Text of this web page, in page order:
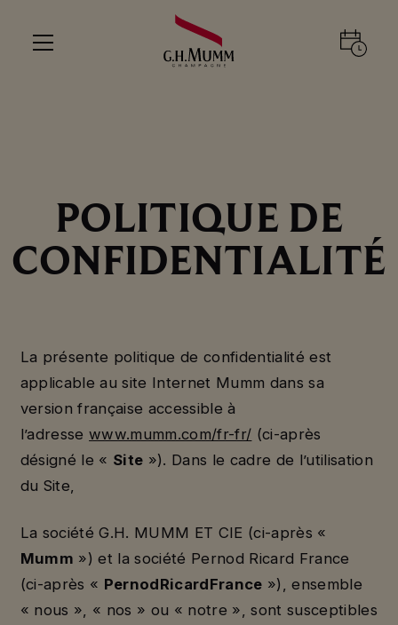
POLITIQUE DE
CONFIDENTIALITÉ
La présente politique de confidentialité est
applicable au site Internet Mumm dans sa
version française accessible à
l’adressewww.mumm.com/fr-fr/ (ci-après
désigné le « Site »). Dans le cadre de l’utilisation
du Site,
La société G.H. MUMM ET CIE (ci-après «
Mumm ») et la société Pernod Ricard France
(ci-après « PernodRicardFrance »), ensemble
« nous », « nos » ou « notre », sont susceptibles